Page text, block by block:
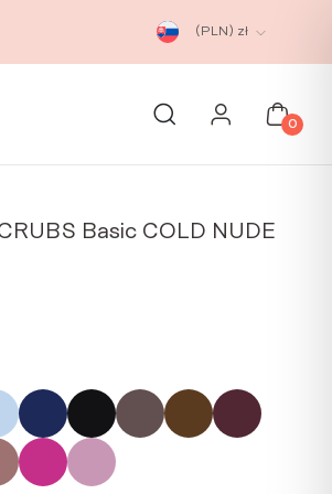
(PLN) zł
0
Basic COLD NUDE